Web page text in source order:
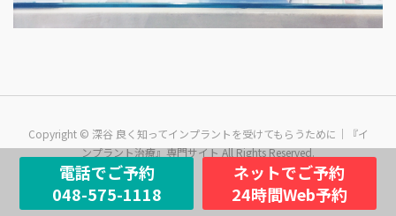
Copyright © 深谷 良く知ってインプラントを受けてもらうために｜『イ
ンプラント治療』専門サイト All Rights Reserved.
電話でご予約
048-575-1118
ネットでご予約
24時間Web予約